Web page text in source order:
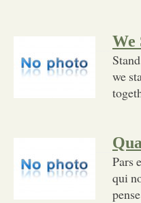
We
we
Pars
qui